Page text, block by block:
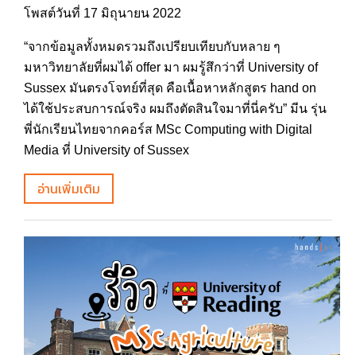
โพสต์วันที่ 17 มิถุนายน 2022
“จากข้อมูลทั้งหมดรวมถึงเปรียบเทียบกับหลาย ๆ
มหาวิทยาลัยที่ผมได้ offer มา ผมรู้สึกว่าที่ University of
Sussex มันตรงโจทย์ที่สุด คือเนื้อหาหลักสูตร hand on
ได้ใช้ประสบการณ์จริง ผมถึงตัดสินใจมาที่นี่ครับ” มีน รุ่น
พี่นักเรียนไทยจากคอร์ส MSc Computing with Digital
Media ที่ University of Sussex
อ่านเพิ่มเติม